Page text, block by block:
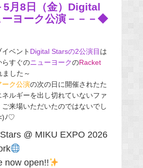
月8日（金）Digital
ヨーク公演－－－◆
ベント Digital Starsの2公演目 は
らすぐのニューヨークのRacket
した～
ク公演の次の日に開催されたた
ルギーを出し切れていないファ
ご来場いただいたのではないでし
ﾉ♡
@ MIKU EXPO 2026
now open!!